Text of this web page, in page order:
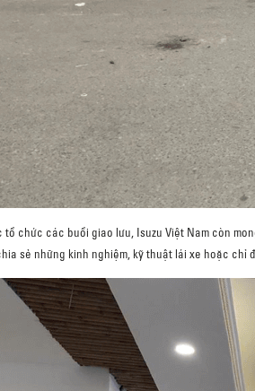
tổ chức các buổi giao lưu, Isuzu Việt Nam còn
sẻ những kinh nghiệm, kỹ thuật lái xe hoặc chỉ